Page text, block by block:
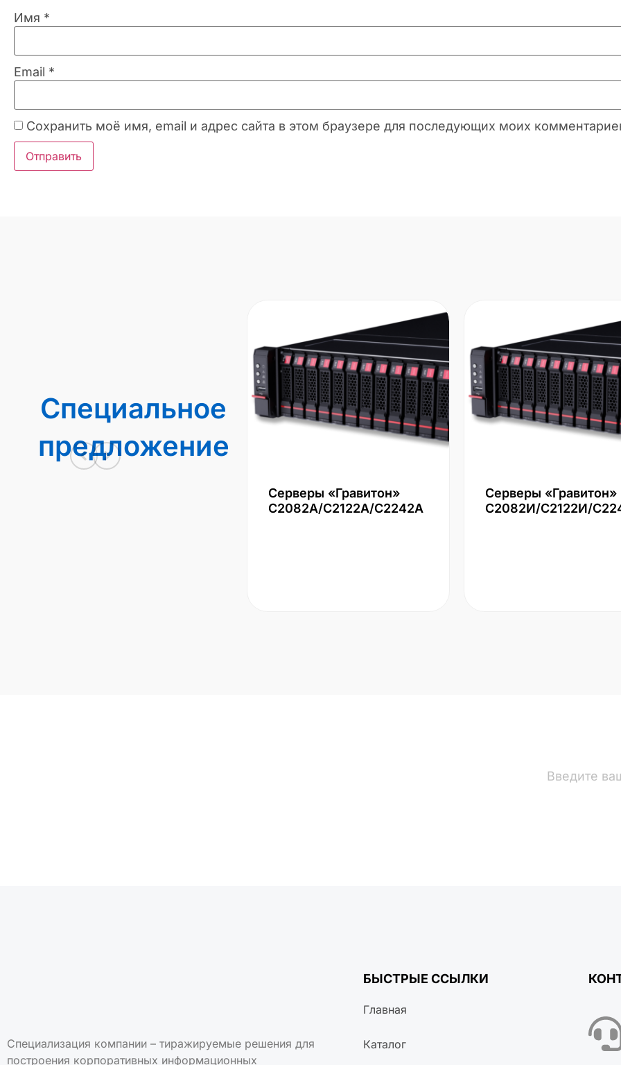
Имя *
Email *
Сохранить моё имя, email и адрес сайта в этом браузере для последующих моих
Специальное
предложение
Серверы «Гравитон»
С2082А/С2122А/С2242А
Серверы «Гравитон»
С2082И/С2122И/
Специализация компании – тиражируемые решения для
построения корпоративных информационных
БЫСТРЫЕ ССЫЛКИ
Главная
Каталог